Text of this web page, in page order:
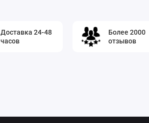
Доставка 24-48
часов
Более 2000
отзывов